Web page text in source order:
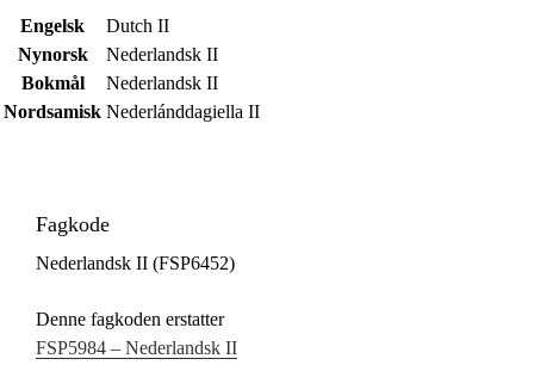
Engelsk
Dutch II
Nynorsk
Nederlandsk II
Bokmål
Nederlandsk II
Nordsamisk Nederlánddagiella II
Fagkode
Nederlandsk II (FSP6452)
Denne fagkoden erstatter
FSP5984 – Nederlandsk II